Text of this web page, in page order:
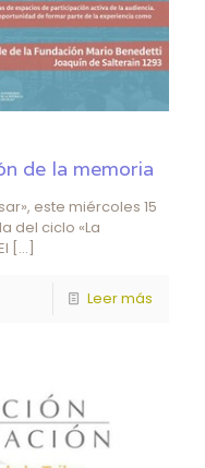
de la memoria
este miércoles 15
del ciclo «La
[…]
Leer más